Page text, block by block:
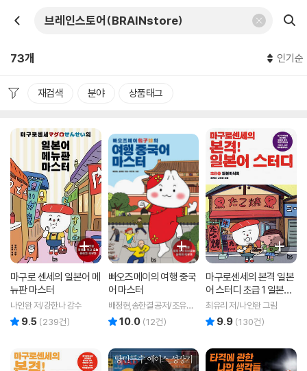
73개 인기순
재검색 분야 상품태그
마구로 센세의 일본어 메
뉴판 마스터
나인완 저/강한나 감수
9.5 (239건)
빠오즈메이의 여행 중국
어 마스터
배정현,송한결 공저/조유리
역 10.0 (12건)
마구로센세의 본격 일본
어 스터디 초급 1 일본미
식회
최유리 저/나인완 그림
9.9 (130건)